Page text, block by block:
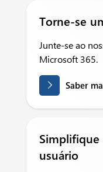
Torne-se
Junte-se ao
Microsoft 365.
Saber
usuário